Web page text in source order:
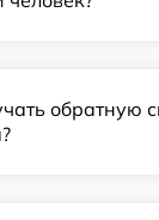
обратную